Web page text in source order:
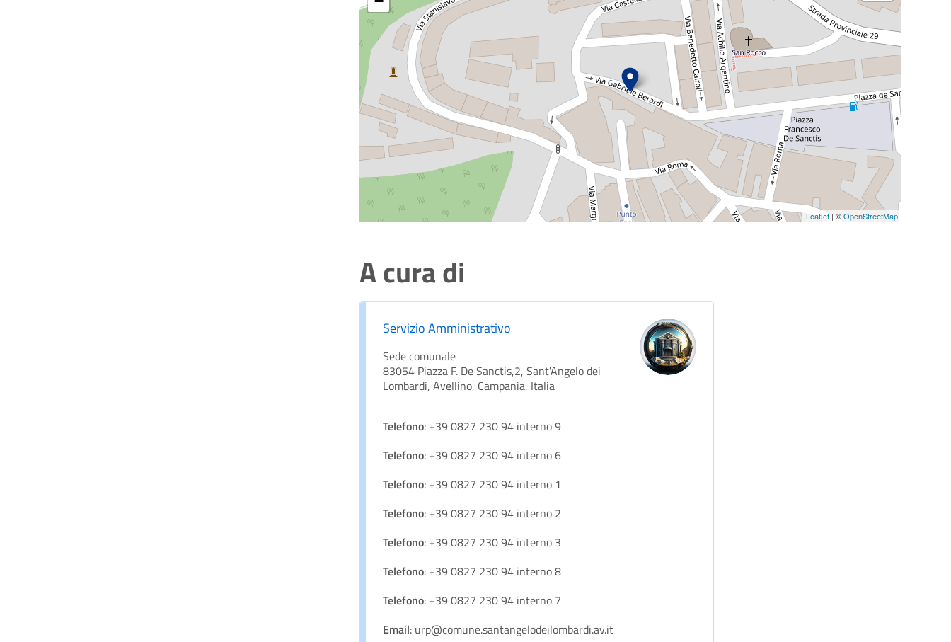
Leaflet| ©OpenStreetMap
A cura di
Servizio Amministrativo
Sede comunale
83054 Piazza F. De Sanctis,2, Sant'Angelo dei
Lombardi, Avellino, Campania, Italia
Telefono: +39 0827 230 94 interno 9
Telefono: +39 0827 230 94 interno 6
Telefono: +39 0827 230 94 interno 1
Telefono: +39 0827 230 94 interno 2
Telefono: +39 0827 230 94 interno 3
Telefono: +39 0827 230 94 interno 8
Telefono: +39 0827 230 94 interno 7
Email: urp@comune.santangelodeilombardi.av.it